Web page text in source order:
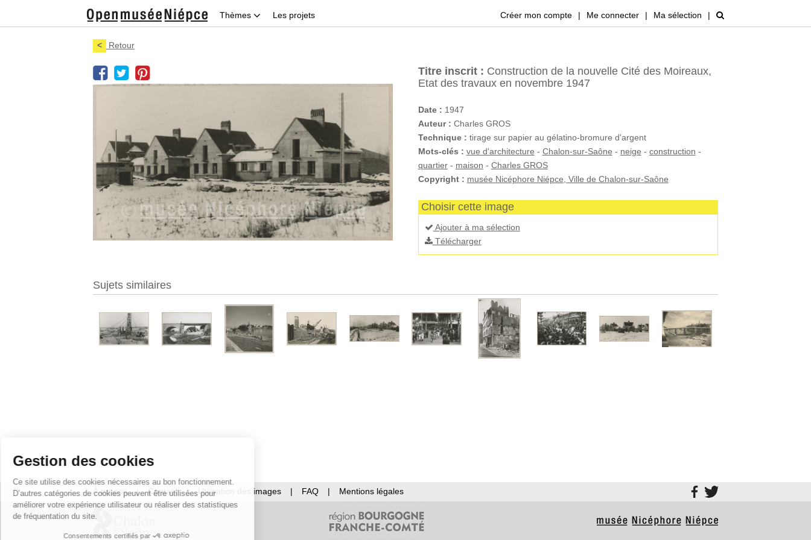
Thèmes Les projets Créer mon compte | Me connecter | Ma sélection |
< Retour
Titre inscrit : Construction de la nouvelle Cité des Moireaux,
Etat des travaux en novembre 1947
Date : 1947
Auteur : Charles GROS
Technique : tirage sur papier au gélatino-bromure d'argent
Mots-clés : vue d'architecture - Chalon-sur-Saône - neige - construction -
quartier- maison - Charles GROS
Copyright : musée Nicéphore Niépce, Ville de Chalon-sur-Saône
Choisir cette image
Ajouter à ma sélection
Télécharger
Sujets similaires
À propos | Contact | Utilisation des images | FAQ | Mentions légales
Gestion des cookies
Ce site utilise des cookies nécessaires au bon fonctionnement.
D’autres catégories de cookies peuvent être utilisées pour
améliorer votre expérience utilisateur ou réaliser des statistiques
de fréquentation du site.
Consentements certifiés par